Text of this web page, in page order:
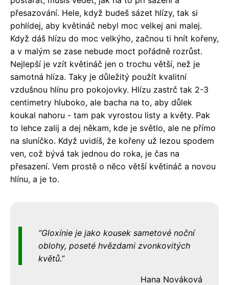
přesazování. Hele, když budeš sázet hlízy, tak si
pohlídej, aby květináč nebyl moc velkej ani malej.
Když dáš hlízu do moc velkýho, začnou ti hnít kořeny,
a v malým se zase nebude moct pořádně rozrůst.
Nejlepší je vzít květináč jen o trochu větší, než je
samotná hlíza. Taky je důležitý použít kvalitní
vzdušnou hlínu pro pokojovky. Hlízu zastrč tak 2-3
centimetry hluboko, ale bacha na to, aby důlek
koukal nahoru - tam pak vyrostou listy a květy. Pak
to lehce zalij a dej někam, kde je světlo, ale ne přímo
na sluníčko. Když uvidíš, že kořeny už lezou spodem
ven, což bývá tak jednou do roka, je čas na
přesazení. Vem prostě o něco větší květináč a novou
hlínu, a je to.
Gloxínie je jako kousek sametové noční
oblohy, poseté hvězdami zvonkovitých
květů.
Hana Nováková